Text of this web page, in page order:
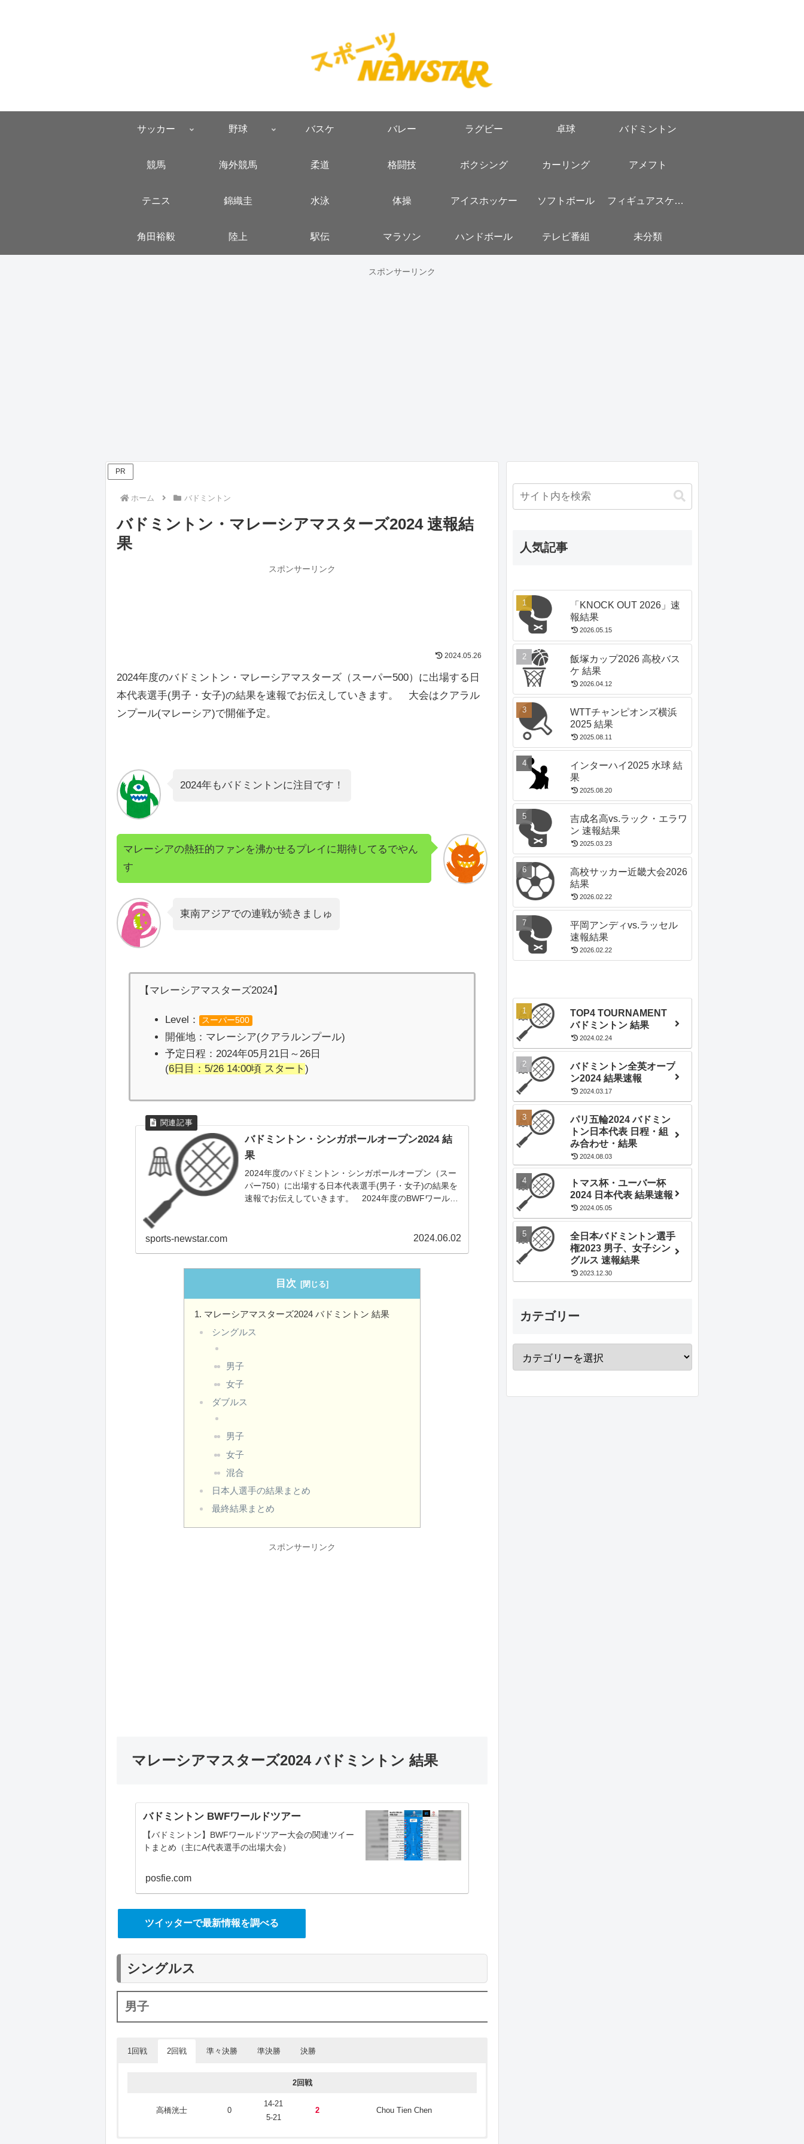
サッカー 野球 バスケ バレー ラグビー 卓球 バドミントン
競馬 海外競馬 柔道 格闘技 ボクシング カーリング アメフト
テニス 錦織圭 水泳 体操 アイスホッケー ソフトボール フィギュアスケート
角田裕毅 陸上 駅伝 マラソン ハンドボール テレビ番組 未分類
スポンサーリンク
PR
ホーム バドミントン
バドミントン・マレーシアマスターズ2024 速報結
果
スポンサーリンク
2024.05.26
2024年度のバドミントン・マレーシアマスターズ（スーパー500）に出場する日
本代表選手(男子・女子)の結果を速報でお伝えしていきます。 大会はクアラル
ンプール(マレーシア)で開催予定。
2024年もバドミントンに注目です！
マレーシアの熱狂的ファンを沸かせるプレイに期待してるでやん
す
東南アジアでの連戦が続きましゅ
【マレーシアマスターズ2024】
Level： スーパー500
開催地：マレーシア(クアラルンプール)
予定日程：2024年05月21日～26日
(6日目：5/26 14:00頃 スタート)
バドミントン・シンガポールオープン2024 結
果
2024年度のバドミントン・シンガポールオープン（スー
パー750）に出場する日本代表選手(男子・女子)の結果を
速報でお伝えしていきます。 2024年度のBWFワールド
sports-newstar.com 2024.06.02
目次
マレーシアマスターズ2024 バドミントン 結果
シングルス
男子
女子
ダブルス
男子
女子
混合
日本人選手の結果まとめ
最終結果まとめ
スポンサーリンク
マレーシアマスターズ2024 バドミントン 結果
バドミントン BWFワールドツアー
【バドミントン】BWFワールドツアー大会の関連ツイー
トまとめ（主にA代表選手の出場大会）
posfie.com
ツイッターで最新情報を調べる
シングルス
男子
1回戦 2回戦 準々決勝 準決勝 決勝
21-13
2回戦
⾼橋洸⼠ 0
14-21
5-21
2 Chou Tien Chen
人気記事
「KNOCK OUT 2026」速
報結果
2026.05.15
飯塚カップ2026 高校バス
ケ 結果
2026.04.12
WTTチャンピオンズ横浜
2025 結果
2025.08.11
インターハイ2025 水球 結
果
2025.08.20
吉成名高vs.ラック・エラワ
ン 速報結果
2025.03.23
高校サッカー近畿大会2026
結果
2026.02.22
平岡アンディvs.ラッセル
速報結果
2026.02.22
TOP4 TOURNAMENT
バドミントン 結果
2024.02.24
バドミントン全英オープ
ン2024 結果速報
2024.03.17
パリ五輪2024 バドミン
トン日本代表 日程・組
み合わせ・結果
2024.08.03
トマス杯・ユーバー杯
2024 日本代表 結果速報
2024.05.05
全日本バドミントン選手
権2023 男子、女子シン
グルス 速報結果
2023.12.30
カテゴリー